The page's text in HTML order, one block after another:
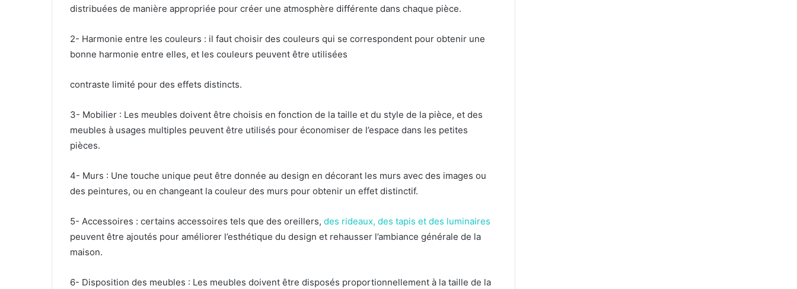
distribuées de manière appropriée pour créer une atmosphère différente dans chaque pièce.
2- Harmonie entre les couleurs : il faut choisir des couleurs qui se correspondent pour obtenir une
bonne harmonie entre elles, et les couleurs peuvent être utilisées
contraste limité pour des effets distincts.
3- Mobilier : Les meubles doivent être choisis en fonction de la taille et du style de la pièce, et des
meubles à usages multiples peuvent être utilisés pour économiser de l’espace dans les petites
pièces.
4- Murs : Une touche unique peut être donnée au design en décorant les murs avec des images ou
des peintures, ou en changeant la couleur des murs pour obtenir un effet distinctif.
5- Accessoires : certains accessoires tels que des oreillers, des rideaux, des tapis et des luminaires
peuvent être ajoutés pour améliorer l’esthétique du design et rehausser l’ambiance générale de la
maison.
6- Disposition des meubles : Les meubles doivent être disposés proportionnellement à la taille de la